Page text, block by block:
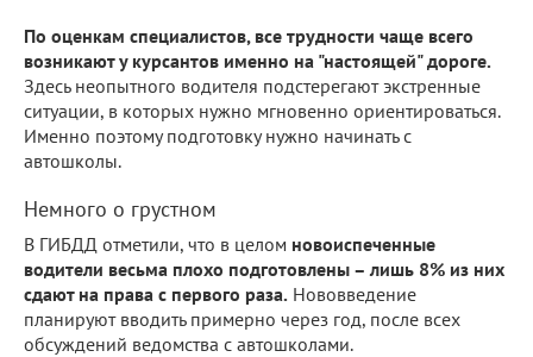
По оценкам специалистов, все трудности чаще всего
возникают у курсантов именно на "настоящей" дороге.
Здесь неопытного водителя подстерегают экстренные
ситуации, в которых нужно мгновенно ориентироваться.
Именно поэтому подготовку нужно начинать с
автошколы.
Немного о грустном
В ГИБДД отметили, что в целом новоиспеченные
водители весьма плохо подготовлены – лишь 8% из них
сдают на права с первого раза. Нововведение
планируют вводить примерно через год, после всех
обсуждений ведомства с автошколами.